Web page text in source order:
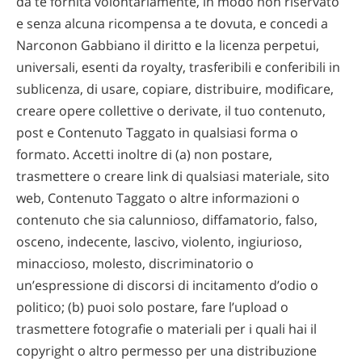
e senza alcuna ricompensa a te dovuta, e concedi a
Narconon Gabbiano il diritto e la licenza perpetui,
universali, esenti da royalty, trasferibili e conferibili in
sublicenza, di usare, copiare, distribuire, modificare,
creare opere collettive o derivate, il tuo contenuto,
post e Contenuto Taggato in qualsiasi forma o
formato. Accetti inoltre di (a) non postare,
trasmettere o creare link di qualsiasi materiale, sito
web, Contenuto Taggato o altre informazioni o
contenuto che sia calunnioso, diffamatorio, falso,
osceno, indecente, lascivo, violento, ingiurioso,
minaccioso, molesto, discriminatorio o
un’espressione di discorsi di incitamento d’odio o
politico; (b) puoi solo postare, fare l’upload o
trasmettere fotografie o materiali per i quali hai il
copyright o altro permesso per una distribuzione